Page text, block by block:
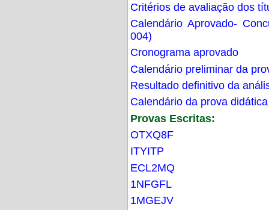
Critérios de avaliação dos
Calendário Aprovado-
004)
Cronograma aprovado
Calendário preliminar da
Resultado definitivo da
Calendário da prova didática
Provas Escritas:
OTXQ8F
ITYITP
ECL2MQ
1NFGFL
1MGEJV